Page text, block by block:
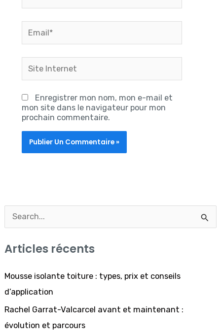
Internet
Enregistrer mon nom, mon e-mail et
mon site dans le navigateur pour mon
prochain commentaire.
c
c
h
Articles récents
Mousse isolante toiture : types, prix et conseils
d’application
Rachel Garrat-Valcarcel avant et maintenant :
évolution et parcours